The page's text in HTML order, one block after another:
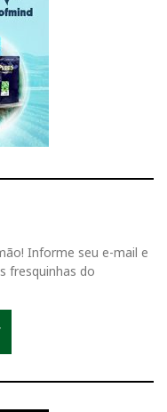
Informe seu e-mail e
fresquinhas do